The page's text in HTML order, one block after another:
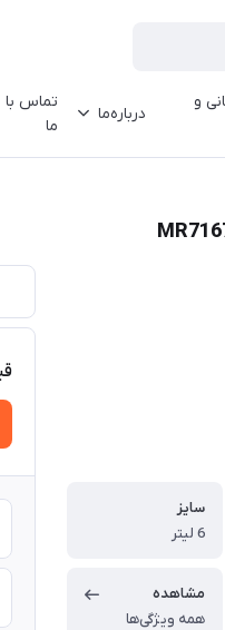
و
درباره‌ما
تماس با
ما
سایز
6 لیتر
مشاهده
همه ویژگی‌ها